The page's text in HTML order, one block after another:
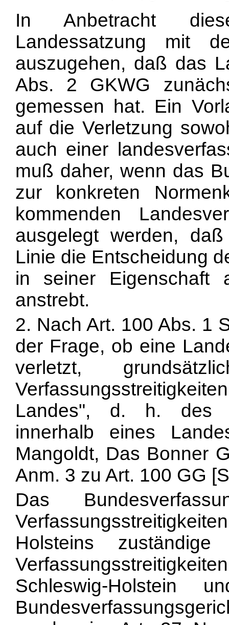
In Anbetracht
Landessatzung mit
auszugehen, daß das
Abs. 2 GKWG
gemessen hat. Ein
auf die Verletzung
auch einer
muß daher, wenn das
zur konkreten
kommenden
ausgelegt werden,
Linie die Entscheidung
in seiner Eigenschaft
anstrebt.
2. Nach Art. 100 Abs. 1
der Frage, ob eine
verletzt,
Landes", d. h. des
innerhalb eines
Mangoldt, Das Bonner
Anm. 3 zu Art. 100 GG
Das
Holsteins
Schleswig-Holstein